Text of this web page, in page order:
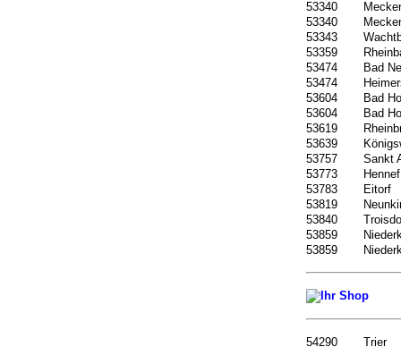
53340
53340
53343
53359
53474
Bad
53474
53604
Bad
53604
Bad
53619
53639
53757
Sankt
53773
Hennef
53783
Eitorf
53819
53840
53859
53859
54290
Trier